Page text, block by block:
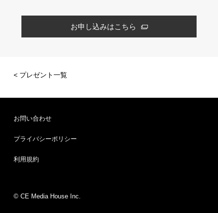
お申し込みはこちら
< プレゼント一覧
お問い合わせ
プライバシーポリシー
利用規約
© CE Media House Inc.